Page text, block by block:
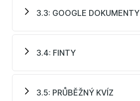
3.3: GOOGLE DOKUMENTY
3.4: FINTY
3.5: PRŮBĚŽNÝ KVÍZ